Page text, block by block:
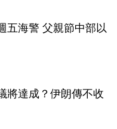
五海警 父親節中部以
將達成？伊朗傳不收